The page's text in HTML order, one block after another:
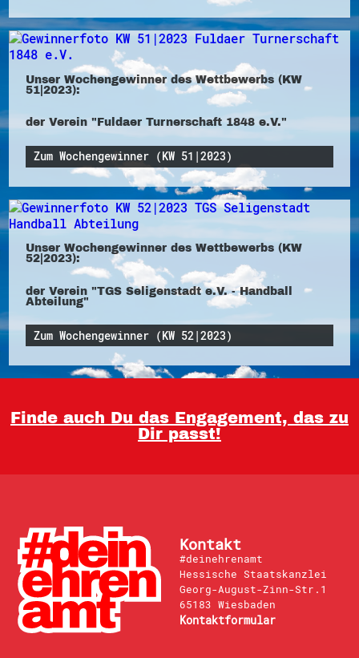
Unser Wochengewinner des Wettbewerbs (KW
51|2023):
der Verein "Fuldaer Turnerschaft 1848 e.V."
Zum Wochengewinner (KW 51|2023)
Unser Wochengewinner des Wettbewerbs (KW
52|2023):
der Verein "TGS Seligenstadt e.V. - Handball
Abteilung"
Zum Wochengewinner (KW 52|2023)
Finde auch Du das Engagement, das zu
Dir passt!
Kontakt
#deinehrenamt
Hessische Staatskanzlei
Georg-August-Zinn-Str.1
65183 Wiesbaden
Kontaktformular